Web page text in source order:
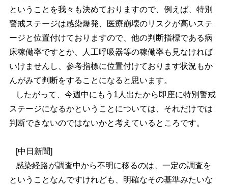
ということを我々も決めておりますので、例えば、特別
警戒ステージは感染爆発、医療崩壊のリスクが高いステ
ージと位置付けておりますので、他の判断指標である病
床稼働率ですとか、人工呼吸器等の稼働率も見なければ
いけませんし、参考指標に位置付けております状況もか
んがみて判断をすることになると思います。
したがって、今週中にもう1人出たから即座に特別警戒
ステージになるかということについては、それだけでは
判断できないのではないかと考えているところです。
[中日新聞]
感染経路が調査中から不明に移るのは、一定の調査を
ということなんですけれども、明確なその基準みたいな